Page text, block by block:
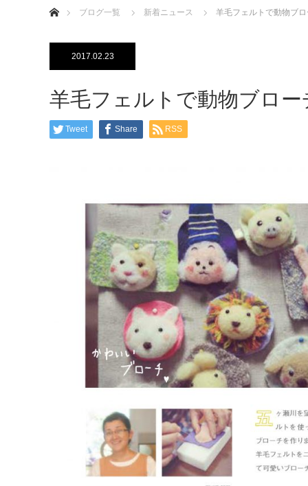
ブログ一覧
新着ニュース 羊毛フェルトで動物ブ
2017.02.23
羊毛フェルトで動物ブロ
Tweet Share RSS